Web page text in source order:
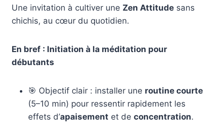
Une invitation à cultiver une Zen Attitude sans
chichis, au cœur du quotidien.
En bref : Initiation à la méditation pour
débutants
🎯 Objectif clair : installer une routine courte
(5–10 min) pour ressentir rapidement les
effets d’apaisement et de concentration.